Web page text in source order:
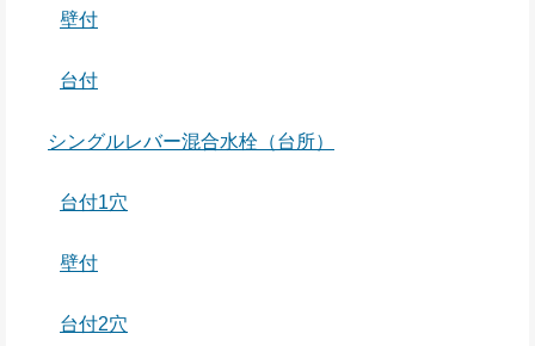
壁付
台付
シングルレバー混合水栓（台所）
台付1穴
壁付
台付2穴